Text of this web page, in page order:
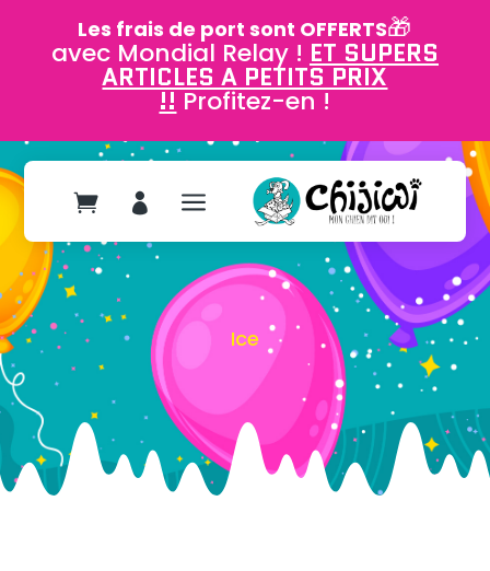
Les frais de port sont OFFERTS🎁
avec Mondial Relay ! ET SUPERS
ARTICLES A PETITS PRIX
!!Profitez-en !
  a
Ice